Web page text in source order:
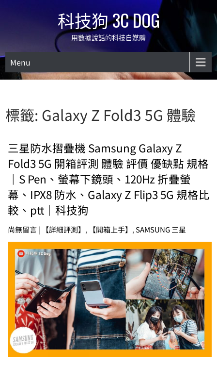
科技狗 3C DOG
用數據說話的科技自媒體
Menu
標籤: Galaxy Z Fold3 5G 體驗
三星防水摺疊機 Samsung Galaxy Z
Fold3 5G 開箱評測 體驗 評價 優缺點 規格
｜S Pen、螢幕下鏡頭、120Hz 折疊螢
幕、IPX8 防水、Galaxy Z Flip3 5G 規格比
較、ptt｜科技狗
尚無留言| 【詳細評測】 , 【開箱上手】 , SAMSUNG 三星